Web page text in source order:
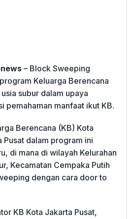
– Block Sweeping
Keluarga Berencana
subur dalam upaya
pemahaman manfaat ikut KB.
Berencana (KB) Kota
Pusat dalam program ini
di mana di wilayah Kelurahan
Kecamatan Cempaka Putih
dengan cara door to
KB Kota Jakarta Pusat,